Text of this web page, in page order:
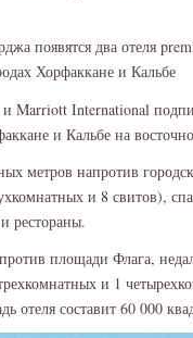
появятся два отеля
Хорфаккане и Кальбе
International
и Кальбе на
метров напротив
и 8 свитов),
рестораны.
площади Флага,
и 1
отеля составит 60 000